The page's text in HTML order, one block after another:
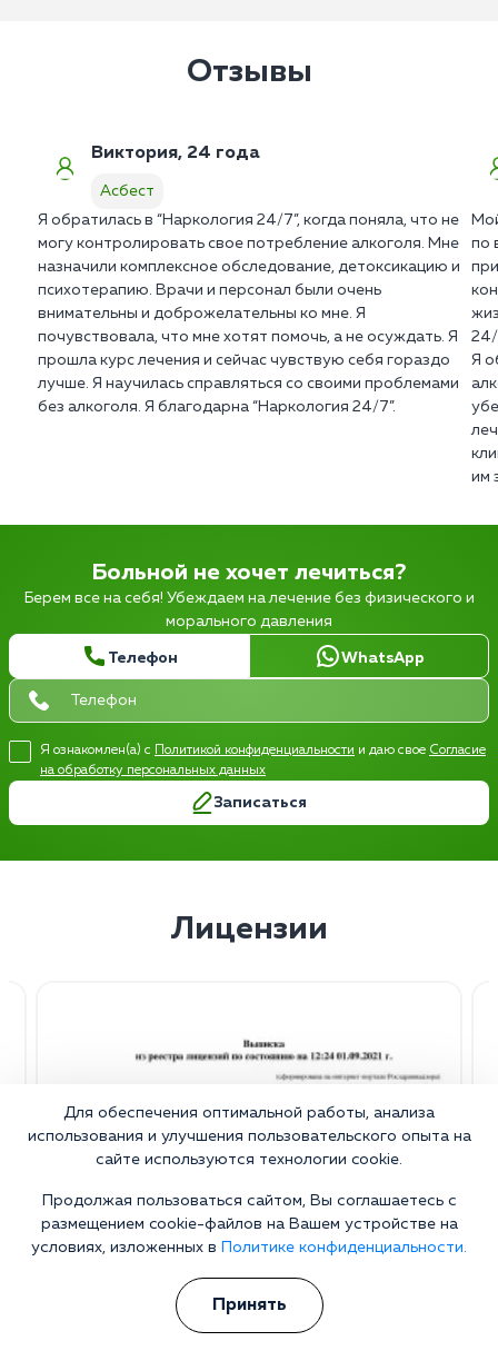
Отзывы
Виктория, 24 года
Асбест
Я обратилась в “Наркология 24/7”, когда поняла, что не
могу контролировать свое потребление алкоголя. Мне
назначили комплексное обследование, детоксикацию и
психотерапию. Врачи и персонал были очень
внимательны и доброжелательны ко мне. Я
почувствовала, что мне хотят помочь, а не осуждать. Я
прошла курс лечения и сейчас чувствую себя гораздо
лучше. Я научилась справляться со своими проблемами
без алкоголя. Я благодарна “Наркология 24/7”.
по
24/
Я
им
Больной не хочет лечиться?
Берем все на себя! Убеждаем на лечение без физического и
морального давления
Телефон WhatsApp
Я ознакомлен(а) с Политикой конфиденциальности и даю свое Согласие
на обработку персональных данных
Записаться
Лицензии
Для обеспечения оптимальной работы, анализа
использования и улучшения пользовательского опыта на
сайте используются технологии cookie.
Продолжая пользоваться сайтом, Вы соглашаетесь с
размещением cookie-файлов на Вашем устройстве на
условиях, изложенных в
Политике конфиденциальности.
Принять